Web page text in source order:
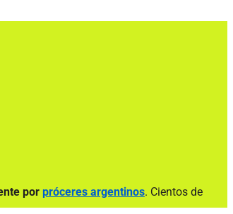
por próceres argentinos. Cientos de